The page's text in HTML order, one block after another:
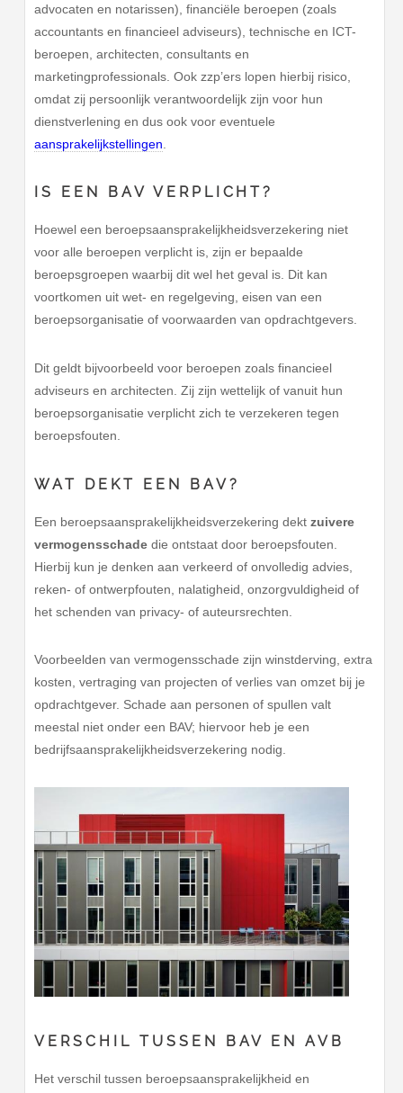
advocaten en notarissen), financiële beroepen (zoals
accountants en financieel adviseurs), technische en ICT-
beroepen, architecten, consultants en
marketingprofessionals. Ook zzp’ers lopen hierbij risico,
omdat zij persoonlijk verantwoordelijk zijn voor hun
dienstverlening en dus ook voor eventuele
aansprakelijkstellingen
IS EEN BAV VERPLICHT?
Hoewel een beroepsaansprakelijkheidsverzekering niet
voor alle beroepen verplicht is, zijn er bepaalde
beroepsgroepen waarbij dit wel het geval is. Dit kan
voortkomen uit wet- en regelgeving, eisen van een
beroepsorganisatie of voorwaarden van opdrachtgevers.
Dit geldt bijvoorbeeld voor beroepen zoals financieel
adviseurs en architecten. Zij zijn wettelijk of vanuit hun
beroepsorganisatie verplicht zich te verzekeren tegen
beroepsfouten.
WAT DEKT EEN BAV?
Een beroepsaansprakelijkheidsverzekering dektzuivere
vermogensschade die ontstaat door beroepsfouten.
Hierbij kun je denken aan verkeerd of onvolledig advies,
reken- of ontwerpfouten, nalatigheid, onzorgvuldigheid of
het schenden van privacy- of auteursrechten.
Voorbeelden van vermogensschade zijn winstderving, extra
kosten, vertraging van projecten of verlies van omzet bij je
opdrachtgever. Schade aan personen of spullen valt
meestal niet onder een BAV; hiervoor heb je een
bedrijfsaansprakelijkheidsverzekering nodig.
VERSCHIL TUSSEN BAV EN AVB
Het verschil tussen beroepsaansprakelijkheid en